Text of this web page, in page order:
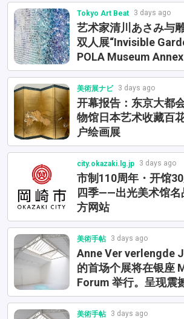
Tokyo Art Beat 3 days ago
艺术家清川あさみ与
双人展“Invisible
POLA Museum
美術展ナビ 3 days ago
开幕报告：东京大都
物馆日本艺术收藏百
户绘画展
city.okazaki.lg.jp 3 days ago
市制110周年・开馆
四季——出光美术馆名
方网站
美術手帖 3 days ago
Anne Ver verlengde
的首场个展将在银座
Forum 举行。呈现震
知觉的体验｜第 2 页
美術手帖 3 days ago